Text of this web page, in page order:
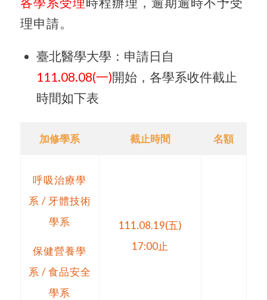
理申請。
臺北醫學大學：申請日自
111.08.08(一)開始，各學系收件截止
時間如下表
加修學系 截止時間 名額
呼吸治療學
系 / 牙體技術
學系
保健營養學
系 / 食品安全
學系
111.08.19(五)
17:00止